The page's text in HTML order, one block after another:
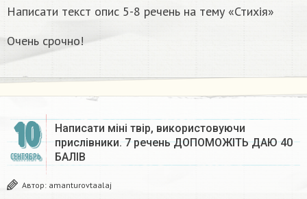
Написати текст опис 5-8 речень на тему «Стихія»
Очень срочно!
10
СЕНТЯБРЬ
Написати міні твір, використовуючи
прислівники. 7 речень ДОПОМОЖІТЬ ДАЮ 40
БАЛІВ​
Автор: amanturovtaalaj